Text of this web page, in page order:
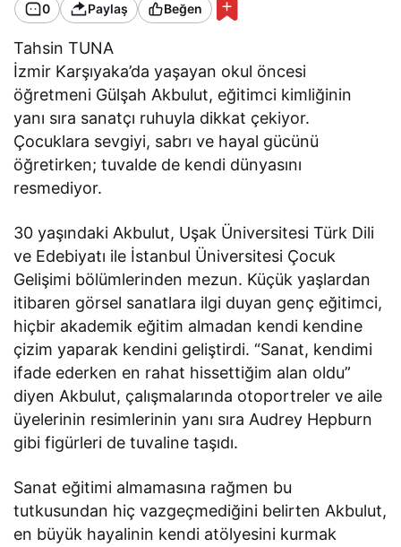
0 Paylaş Beğen
Tahsin TUNA
İzmir Karşıyaka’da yaşayan okul öncesi
öğretmeni Gülşah Akbulut, eğitimci kimliğinin
yanı sıra sanatçı ruhuyla dikkat çekiyor.
Çocuklara sevgiyi, sabrı ve hayal gücünü
öğretirken; tuvalde de kendi dünyasını
resmediyor.
30 yaşındaki Akbulut, Uşak Üniversitesi Türk Dili
ve Edebiyatı ile İstanbul Üniversitesi Çocuk
Gelişimi bölümlerinden mezun. Küçük yaşlardan
itibaren görsel sanatlara ilgi duyan genç eğitimci,
hiçbir akademik eğitim almadan kendi kendine
çizim yaparak kendini geliştirdi. “Sanat, kendimi
ifade ederken en rahat hissettiğim alan oldu”
diyen Akbulut, çalışmalarında otoportreler ve aile
üyelerinin resimlerinin yanı sıra Audrey Hepburn
gibi figürleri de tuvaline taşıdı.
Sanat eğitimi almamasına rağmen bu
tutkusundan hiç vazgeçmediğini belirten Akbulut,
en büyük hayalinin kendi atölyesini kurmak